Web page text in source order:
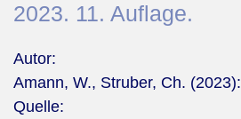
2023. 11. Auflage.
Autor:
Amann, W., Struber, Ch. (2023):
Quelle: